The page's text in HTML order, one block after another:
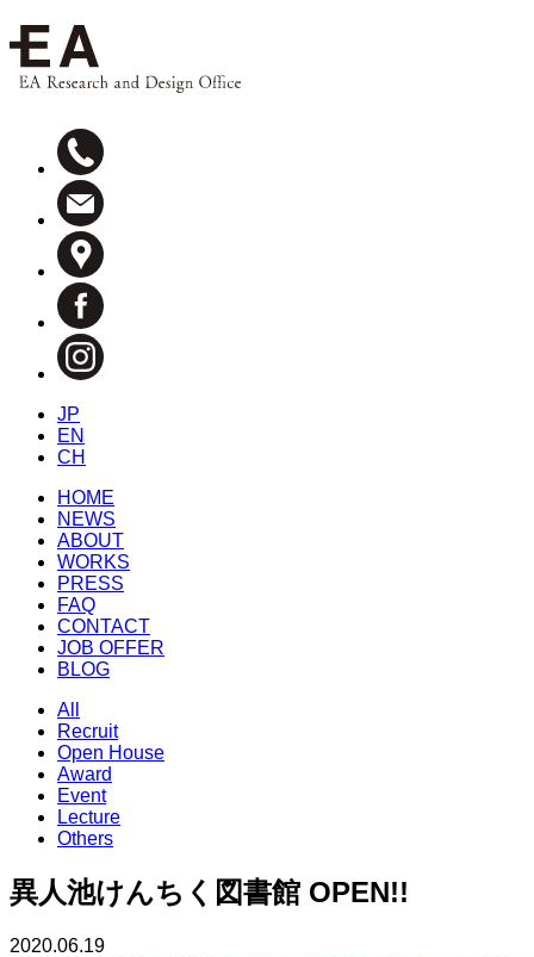
JP
EN
CH
HOME
NEWS
ABOUT
WORKS
PRESS
FAQ
CONTACT
JOB OFFER
BLOG
All
Recruit
Open House
Award
Event
Lecture
Others
異人池けんちく図書館 OPEN!!
2020.06.19